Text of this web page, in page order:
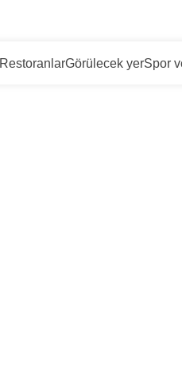
RestoranlarGörülecek yerSpor